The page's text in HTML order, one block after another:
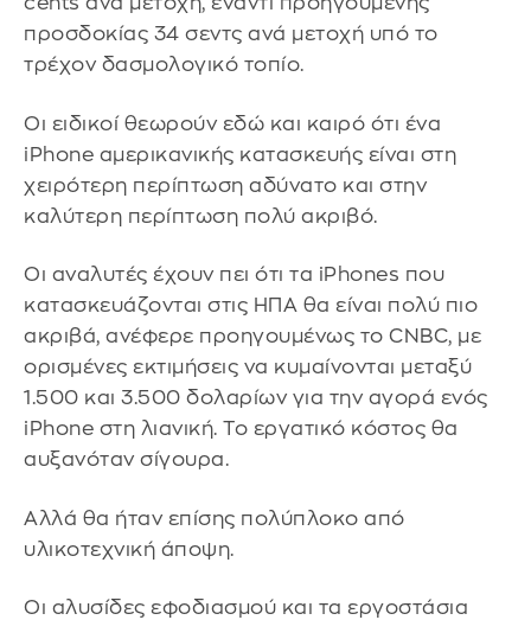
προσδοκίας 34 σεντς ανά μετοχή υπό το
τρέχον δασμολογικό τοπίο.
Οι ειδικοί θεωρούν εδώ και καιρό ότι ένα
iPhone αμερικανικής κατασκευής είναι στη
χειρότερη περίπτωση αδύνατο και στην
καλύτερη περίπτωση πολύ ακριβό.
Οι αναλυτές έχουν πει ότι τα iPhones που
κατασκευάζονται στις ΗΠΑ θα είναι πολύ πιο
ακριβά, ανέφερε προηγουμένως το CNBC, με
ορισμένες εκτιμήσεις να κυμαίνονται μεταξύ
1.500 και 3.500 δολαρίων για την αγορά ενός
iPhone στη λιανική. Το εργατικό κόστος θα
αυξανόταν σίγουρα.
Αλλά θα ήταν επίσης πολύπλοκο από
υλικοτεχνική άποψη.
Οι αλυσίδες εφοδιασμού και τα εργοστάσια